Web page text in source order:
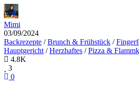
Mimi
03/09/2024
Backrezepte /Brunch & Frühstück /
Hauptgericht /Herzhaftes /Pizza &
4.8K
3
0